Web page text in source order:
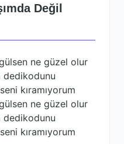
Değil
ne güzel olur
dedikodunu
kıramıyorum
ne güzel olur
dedikodunu
kıramıyorum